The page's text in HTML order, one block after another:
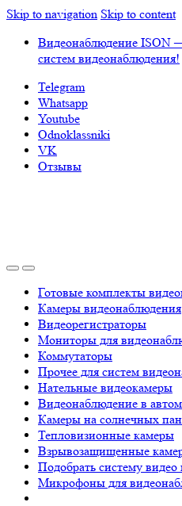
Skip to navigation Skip to content
Видеонаблюдение ISON
систем видеонаблюдения!
Telegram
Whatsapp
Youtube
Odnoklassniki
VK
Отзывы
Готовые комплекты
Камеры видеонаблюдения
Видеорегистраторы
Мониторы для
Коммутаторы
Прочее для систем
Нательные видеокамеры
Видеонаблюдение в
Камеры на солнечных
Тепловизионные камеры
Взрывозащищенные
Подобрать систему
Микрофоны для